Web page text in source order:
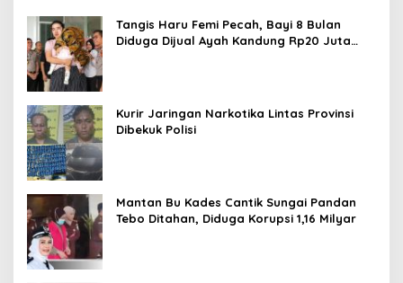
Tangis Haru Femi Pecah, Bayi 8 Bulan
Diduga Dijual Ayah Kandung Rp20 Juta
Kurir Jaringan Narkotika Lintas Provinsi
Dibekuk Polisi
Mantan Bu Kades Cantik Sungai Pandan
Tebo Ditahan, Diduga Korupsi 1,16 Milyar